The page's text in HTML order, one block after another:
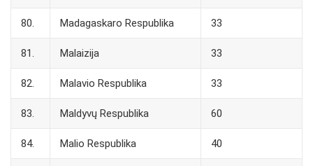
80. Madagaskaro Respublika 33
81. Malaizija 33
82. Malavio Respublika 33
83. Maldyvų Respublika 60
84. Malio Respublika 40